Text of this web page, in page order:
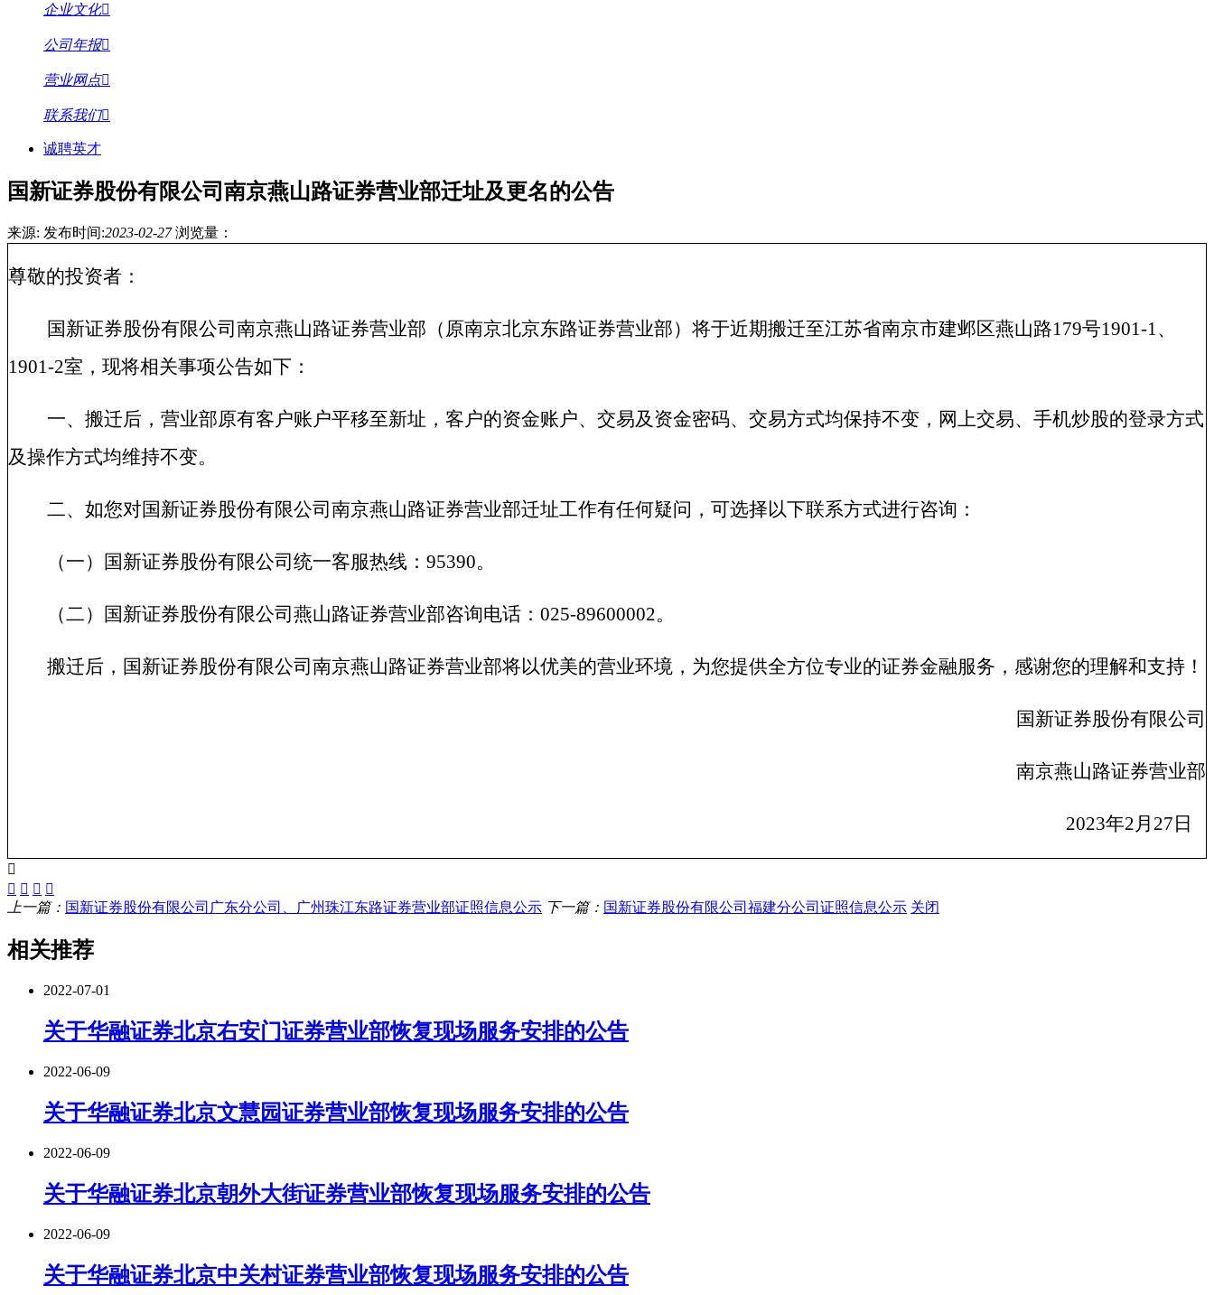
企业文化
公司年报
营业网点
联系我们
诚聘英才
国新证券股份有限公司南京燕山路证券营业部迁址及更名的公告
来源: 发布时间:2023-02-27 浏览量：
尊敬的投资者：
国新证券股份有限公司南京燕山路证券营业部（原南京北京东路证券营业部）将于近期搬迁至江苏省南京市建邺区燕山路179号1901-1、
1901-2室，现将相关事项公告如下：
一、搬迁后，营业部原有客户账户平移至新址，客户的资金账户、交易及资金密码、交易方式均保持不变，网上交易、手机炒股的登录方式
及操作方式均维持不变。
二、如您对国新证券股份有限公司南京燕山路证券营业部迁址工作有任何疑问，可选择以下联系方式进行咨询：
（一）国新证券股份有限公司统一客服热线： 95390。
（二）国新证券股份有限公司燕山路证券营业部咨询电话： 025-89600002。
搬迁后，国新证券股份有限公司南京燕山路证券营业部将以优美的营业环境，为您提供全方位专业的证券金融服务，感谢您的理解和支持！
国新证券股份有限公司
南京燕山路证券营业部
2023年2月 27 日
上一篇： 国新证券股份有限公司广东分公司、广州珠江东路证券营业部证照信息公示 下一篇： 国新证券股份有限公司福建分公司证照信息公示 关闭
相关推荐
2022-07-01
关于华融证券北京右安门证券营业部恢复现场服务安排的公告
2022-06-09
关于华融证券北京文慧园证券营业部恢复现场服务安排的公告
2022-06-09
关于华融证券北京朝外大街证券营业部恢复现场服务安排的公告
2022-06-09
关于华融证券北京中关村证券营业部恢复现场服务安排的公告